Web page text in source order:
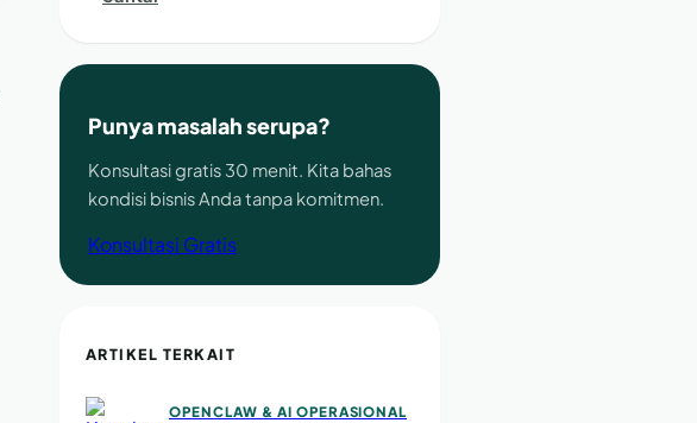
Punya masalah serupa?
Konsultasi gratis 30 menit. Kita bahas
kondisi bisnis Anda tanpa komitmen.
Konsultasi Gratis
ARTIKEL TERKAIT
OPENCLAW & AI OPERASIONAL